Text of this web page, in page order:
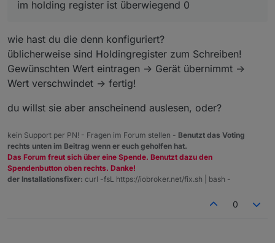
im holding register ist überwiegend 0
wie hast du die denn konfiguriert?
üblicherweise sind Holdingregister zum Schreiben!
Gewünschten Wert eintragen -> Gerät übernimmt ->
Wert verschwindet -> fertig!
du willst sie aber anscheinend auslesen, oder?
kein Support per PN! - Fragen im Forum stellen - Benutzt das Voting
rechts unten im Beitrag wenn er euch geholfen hat.
Das Forum freut sich über eine Spende. Benutzt dazu den
Spendenbutton oben rechts. Danke!
der Installationsfixer: curl -fsL https://iobroker.net/fix.sh | bash -
0